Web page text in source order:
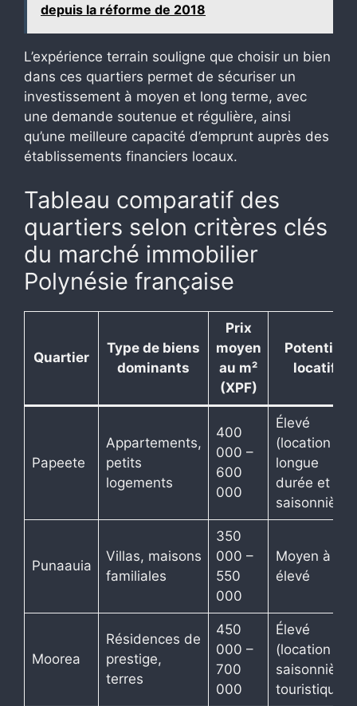
depuis la réforme de 2018
L’expérience terrain souligne que choisir un bien
dans ces quartiers permet de sécuriser un
investissement à moyen et long terme, avec
une demande soutenue et régulière, ainsi
qu’une meilleure capacité d’emprunt auprès des
établissements financiers locaux.
Tableau comparatif des
quartiers selon critères clés
du marché immobilier
Polynésie française
Quartier
Type de biens
dominants
Prix
moyen
au m²
(XPF)
Potentiel
locatif
Papeete
Appartements,
petits
logements
400
000 –
600
000
Élevé
(location
longue
durée et
saisonnière)
Punaauia
Villas, maisons
familiales
350
000 –
550
000
Moyen à
élevé
Moorea
Résidences de
prestige,
terres
450
000 –
700
000
Élevé
(location
saisonnière
touristique)